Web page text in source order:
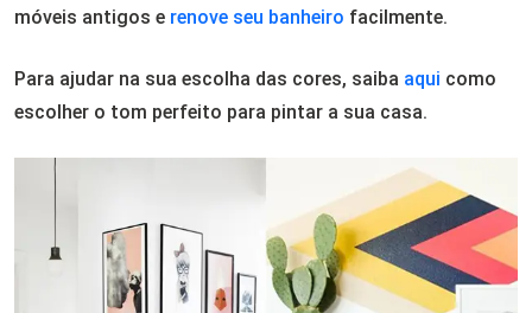
móveis antigos e renove seu banheiro facilmente.
Para ajudar na sua escolha das cores, saiba aqui como
escolher o tom perfeito para pintar a sua casa.